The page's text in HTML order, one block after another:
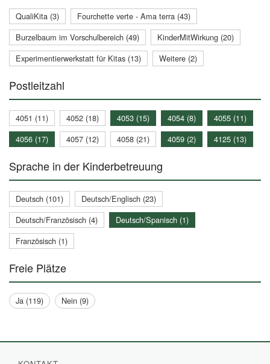
QualiKita (3)
Fourchette verte - Ama terra (43)
Burzelbaum im Vorschulbereich (49)
KinderMitWirkung (20)
Experimentierwerkstatt für Kitas (13)
Weitere (2)
Postleitzahl
4051 (11) 4052 (18) 4053 (15) 4054 (8)
4055 (11)
4056 (17)
4057 (12) 4058 (21) 4059 (2) 4125 (13)
Sprache in der Kinderbetreuung
Deutsch (101)
Deutsch/Englisch (23)
Deutsch/Französisch (4)
Deutsch/Spanisch (1)
Französisch (1)
Freie Plätze
Ja (119) Nein (9)